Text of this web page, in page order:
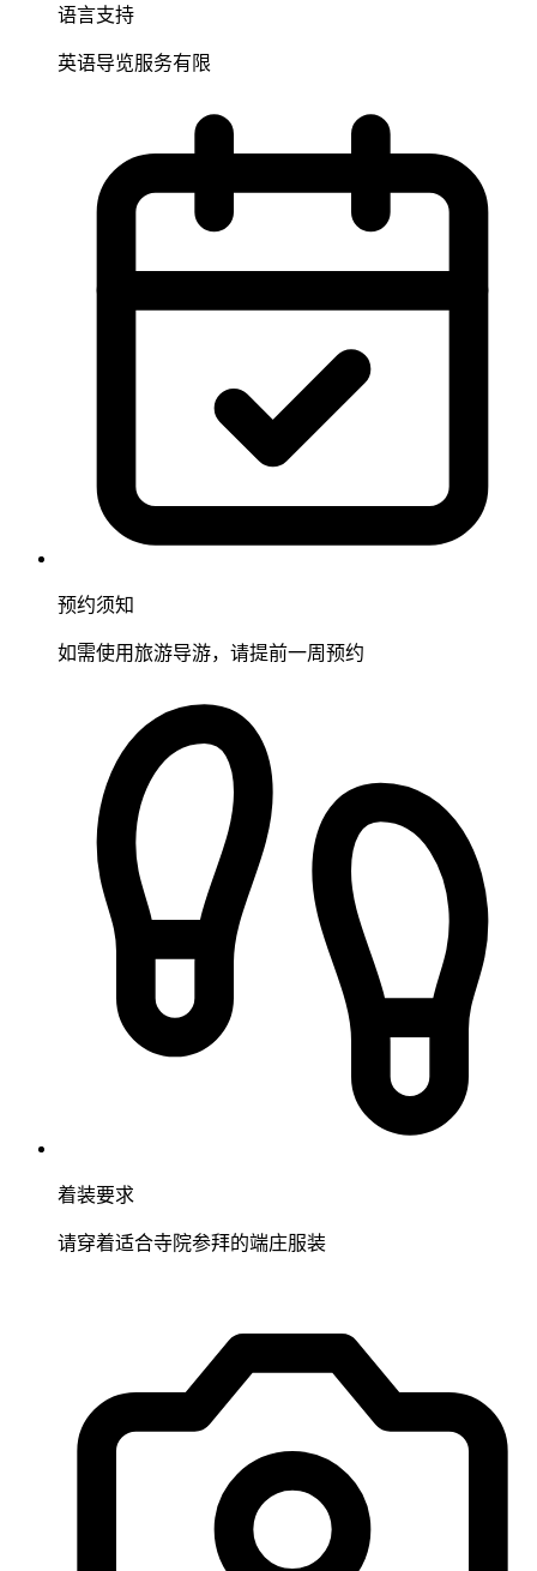
语言支持
英语导览服务有限
预约须知
如需使用旅游导游，请提前一周预约
着装要求
请穿着适合寺院参拜的端庄服装